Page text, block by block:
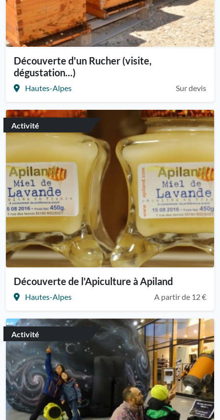
Découverte d'un Rucher (visite,
dégustation...)
Hautes-Alpes Sur devis
Activité
Découverte de l'Apiculture à Apiland
Hautes-Alpes A partir de 12 €
Activité